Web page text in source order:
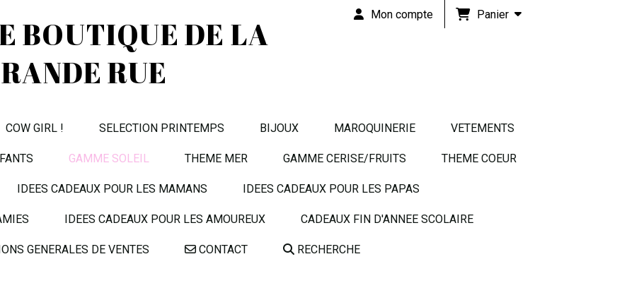
BOUTIQUE DE LA
RUE
Mon compte Panier
COW GIRL ! SELECTION PRINTEMPS BIJOUX MAROQUINERIE VETEMENTS
GAMME SOLEIL THEME MER GAMME CERISE/FRUITS THEME COEUR
IDEES CADEAUX POUR LES MAMANS IDEES CADEAUX POUR LES PAPAS
IDEES CADEAUX POUR LES AMOUREUX CADEAUX FIN D'ANNEE SCOLAIRE
GENERALES DE VENTES CONTACT RECHERCHE